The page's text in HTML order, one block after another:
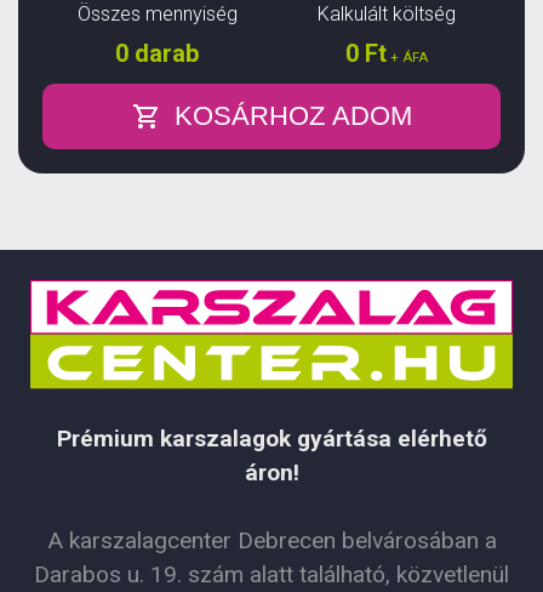
Összes mennyiség
0 darab
Kalkulált költség
0Ft+ ÁFA
KOSÁRHOZ ADOM
Prémium karszalagok gyártása elérhető
áron!
A karszalagcenter Debrecen belvárosában a
Darabos u. 19. szám alatt található, közvetlenül